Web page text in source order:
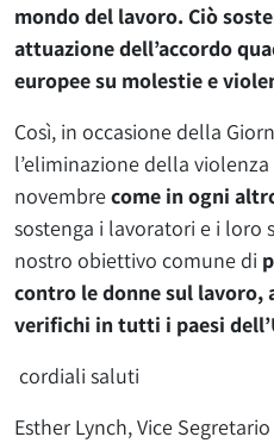
mondo del lavoro. Ciò
attuazione dell’accordo
europee su molestie e
Così, in occasione della
l’eliminazione della
novembrecome in ogni
sostenga i lavoratori e i loro
nostro obiettivo comune di
contro le donne sul lavoro,
verifichi in tutti i paesi
cordiali saluti
Esther Lynch, Vice